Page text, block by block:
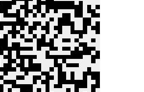
Beiträge🍅: